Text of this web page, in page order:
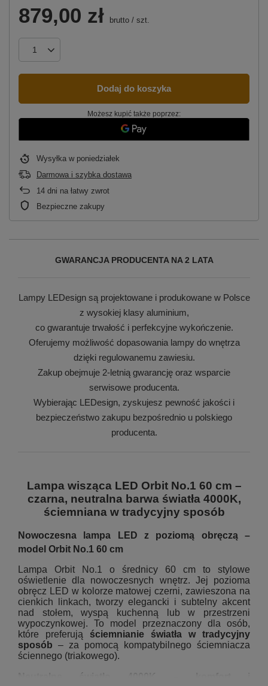
879,00 zł brutto / szt.
Dodaj do koszyka
Możesz kupić także poprzez:
Wysyłka w poniedziałek
Darmowa i szybka dostawa
14 dni na łatwy zwrot
Bezpieczne zakupy
GWARANCJA PRODUCENTA NA 2 LATA
Lampy LEDesign są projektowane i produkowane w Polsce
z wysokiej klasy aluminium,
co gwarantuje trwałość i perfekcyjne wykończenie.
Oferujemy możliwość dopasowania lampy do wnętrza
dzięki regulowanemu zawiesiu.
Zakup obejmuje 2-letnią gwarancję oraz wsparcie
serwisowe producenta.
Wybierając LEDesign, zyskujesz pewność jakości i
bezpieczeństwo zakupu bezpośrednio u polskiego
producenta.
Lampa wisząca LED Orbit No.1 60 cm –
czarna, neutralna barwa światła 4000K,
ściemniana w tradycyjny sposób
Nowoczesna lampa LED z poziomą obręczą –
model Orbit No.1 60 cm
Lampa Orbit No.1 o średnicy 60 cm to stylowe
oświetlenie dla nowoczesnych wnętrz. Jej pozioma
obręcz LED w kolorze matowej czerni, zawieszona na
cienkich linkach, tworzy elegancki i subtelny akcent
nad stołem, wyspą kuchenną lub w przestrzeni
wypoczynkowej. To model przeznaczony dla osób,
które preferują ściemnianie światła w tradycyjny
sposób – za pomocą kompatybilnego ściemniacza
ściennego (triakowego).
Neutralne światło 4000K – komfort i